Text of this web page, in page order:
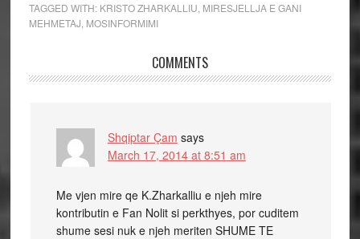
TAGGED WITH: KRISTO ZHARKALLIU MIRESJELLJA E GANI
MEHMETAJ MOSINFORMIMI
COMMENTS
Shqiptar Çam says
March 17, 2014 at 8:51 am
Me vjen mire qe K.Zharkalliu e njeh mire
kontributin e Fan Nolit si perkthyes, por cuditem
shume sesi nuk e njeh meriten SHUME TE